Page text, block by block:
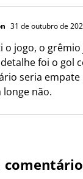
31 de outubro de
o jogo, o
foi o gol
seria
longe não.
comentário